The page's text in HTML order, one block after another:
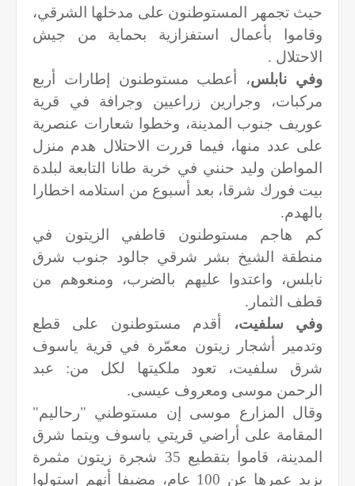
حيث تجمهر المستوطنون على مدخلها الشرقي،
وقاموا بأعمال استفزازية بحماية من جيش
الاحتلال .
وفي نابلس، أعطب مستوطنون إطارات أربع
مركبات، وجرارين زراعيين وجرافة في قرية
عوريف جنوب المدينة، وخطوا شعارات عنصرية
على عدد منها، فيما قررت الاحتلال هدم منزل
المواطن وليد حنني في خربة طانا التابعة لبلدة
بيت فورك شرقا، بعد أسبوع من استلامه اخطارا
بالهدم.
كم هاجم مستوطنون قاطفي الزيتون في
منطقة الشيخ بشر شرقي جالود جنوب شرق
نابلس، واعتدوا عليهم بالضرب، ومنعوهم من
قطف الثمار.
وفي سلفيت،
أقدم مستوطنون على قطع
وتدمير أشجار زيتون معمّرة في قرية ياسوف
شرق سلفيت، تعود ملكيتها لكل من: عبد
الرحمن موسى ومعروف عيسى.
وقال المزارع موسى إن مستوطني "رحاليم"
المقامة على أراضي قريتي ياسوف ويتما شرق
المدينة، قاموا بتقطيع 35 شجرة زيتون مثمرة
يزيد عمرها عن 100 عام، مضيفا أنهم استولوا